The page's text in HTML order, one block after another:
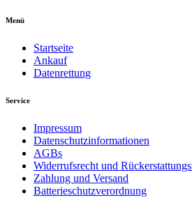
Menü
Startseite
Ankauf
Datenrettung
Service
Impressum
Datenschutzinformationen
AGBs
Widerrufsrecht und
Zahlung und Versand
Batterieschutzverordnung